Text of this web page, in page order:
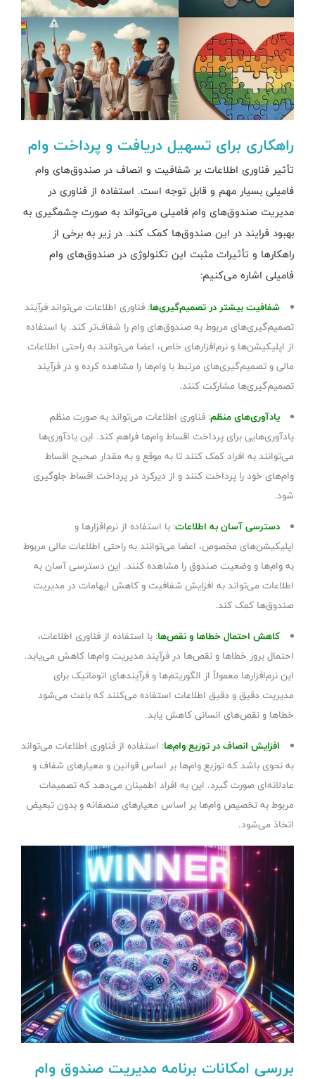
راهکاری برای تسهیل دریافت و پرداخت وام
تأثیر فناوری اطلاعات بر شفافیت و انصاف در صندوق‌های وام
فامیلی بسیار مهم و قابل توجه است. استفاده از فناوری در
مدیریت صندوق‌های وام فامیلی می‌تواند به صورت چشمگیری به
بهبود فرایند در این صندوق‌ها کمک کند. در زیر به برخی از
راهکارها و تأثیرات مثبت این تکنولوژی در صندوق‌های وام
فامیلی اشاره می‌کنیم:
شفافیت بیشتر در تصمیم‌گیری‌ها: فناوری اطلاعات می‌تواند فرآیند
تصمیم‌گیری‌های مربوط به صندوق‌های وام را شفاف‌تر کند. با استفاده
از اپلیکیشن‌ها و نرم‌افزارهای خاص، اعضا می‌توانند به راحتی اطلاعات
مالی و تصمیم‌گیری‌های مرتبط با وام‌ها را مشاهده کرده و در فرآیند
تصمیم‌گیری‌ها مشارکت کنند.
یادآوری‌های منظم: فناوری اطلاعات می‌تواند به صورت منظم
یادآوری‌هایی برای پرداخت اقساط وام‌ها فراهم کند. این یادآوری‌ها
می‌توانند به افراد کمک کنند تا به موقع و به مقدار صحیح اقساط
وام‌های خود را پرداخت کنند و از دیرکرد در پرداخت اقساط جلوگیری
شود.
دسترسی آسان به اطلاعات: با استفاده از نرم‌افزارها و
اپلیکیشن‌های مخصوص، اعضا می‌توانند به راحتی اطلاعات مالی مربوط
به وام‌ها و وضعیت صندوق را مشاهده کنند. این دسترسی آسان به
اطلاعات می‌تواند به افزایش شفافیت و کاهش ابهامات در مدیریت
صندوق‌ها کمک کند.
کاهش احتمال خطاها و نقص‌ها: با استفاده از فناوری اطلاعات،
احتمال بروز خطاها و نقص‌ها در فرآیند مدیریت وام‌ها کاهش می‌یابد.
این نرم‌افزارها معمولاً از الگوریتم‌ها و فرآیندهای اتوماتیک برای
مدیریت دقیق و دقیق اطلاعات استفاده می‌کنند که باعث می‌شود
خطاها و نقص‌های انسانی کاهش یابد.
افزایش انصاف در توزیع وام‌ها: استفاده از فناوری اطلاعات می‌تواند
به نحوی باشد که توزیع وام‌ها بر اساس قوانین و معیارهای شفاف و
عادلانه‌ای صورت گیرد. این به افراد اطمینان می‌دهد که تصمیمات
مربوط به تخصیص وام‌ها بر اساس معیارهای منصفانه و بدون تبعیض
اتخاذ می‌شود.
بررسی امکانات برنامه مدیریت صندوق وام